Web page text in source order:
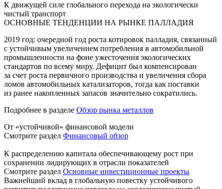
К движущей силе глобального перехода на экологически
чистый транспорт
ОСНОВНЫЕ ТЕНДЕНЦИИ НА РЫНКЕ ПАЛЛАДИЯ
2019 год: очередной год роста котировок палладия, связанный
с устойчивым увеличением потребления в автомобильной
промышленности на фоне ужесточения экологических
стандартов по всему миру. Дефицит был компенсирован
за счет роста первичного производства и увеличения сбора
ломов автомобильных катализаторов, тогда как поставки
из ранее накопленных запасов значительно сократились.
Подробнее в разделе Обзор рынка металлов
От «устойчивой» финансовой модели
Смотрите раздел Финансовый обзор
К распределению капитала обеспечивающему рост при
сохранении лидирующих в отрасли показателей
Смотрите раздел Основные инвестиционные проекты
Важнейший вклад в глобальную повестку устойчивого